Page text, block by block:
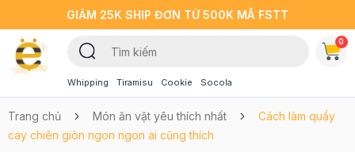
GIẢM 25K SHIP ĐƠN TỪ 500K MÃ FSTT
Whipping Tiramisu Cookie Socola
0
Trang chủ Món ăn vặt yêu thích nhất
Cách làm quẩy
cay chiên giòn ngon ngon ai cũng thích